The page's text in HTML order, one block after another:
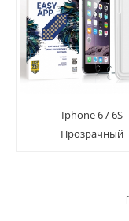
Iphone 6 / 6S
Прозрачный
инструментом